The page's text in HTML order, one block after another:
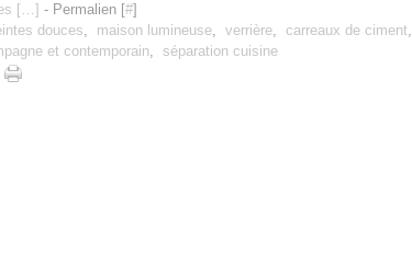
[…] - Permalien [#]
douces, maison lumineuse, verrière, carreaux de ciment,
et contemporain, séparation cuisine